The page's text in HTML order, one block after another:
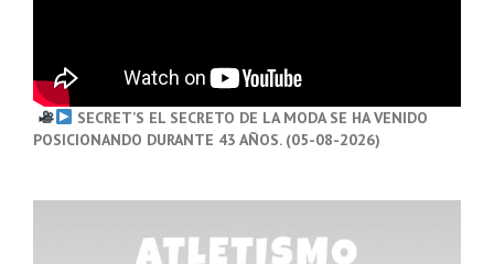
SECRET’S EL SECRETO DE LA MODA SE HA VENIDO
POSICIONANDO DURANTE 43 AÑOS. (05-08-2026)